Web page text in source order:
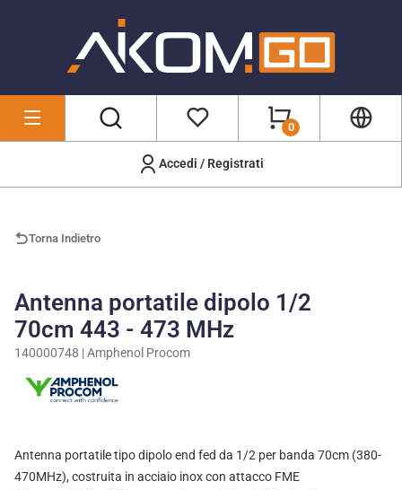
Accedi / Registrati
0
Torna Indietro
Antenna portatile dipolo 1/2
70cm 443 - 473 MHz
140000748 | Amphenol Procom
Antenna portatile tipo dipolo end fed da 1/2 per banda 70cm (380-
470MHz), costruita in acciaio inox con attacco FME